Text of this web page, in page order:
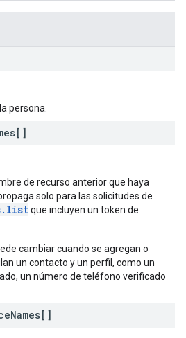
persona.
de recurso anterior que haya
solo para las solicitudes de
que incluyen un token de
cambiar cuando se agregan o
un contacto y un perfil, como un
un número de teléfono verificado
Names[]